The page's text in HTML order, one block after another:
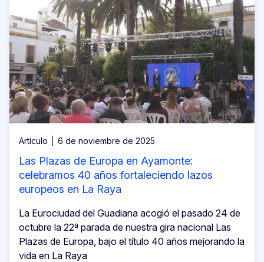
Artículo 6 de noviembre de 2025
Las Plazas de Europa en Ayamonte:
celebramos 40 años fortaleciendo lazos
europeos en La Raya
La Eurociudad del Guadiana acogió el pasado 24 de
octubre la 22ª parada de nuestra gira nacional Las
Plazas de Europa, bajo el título 40 años mejorando la
vida en La Raya